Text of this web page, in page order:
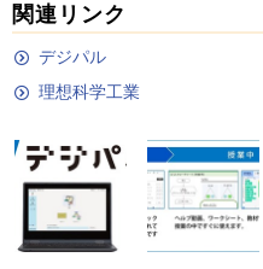
関連リンク
デジパル
理想科学工業